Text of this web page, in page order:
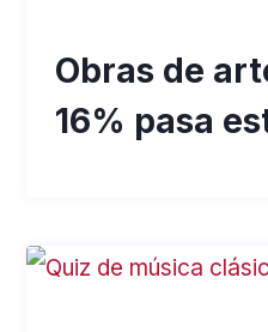
Obras de
16% pasa